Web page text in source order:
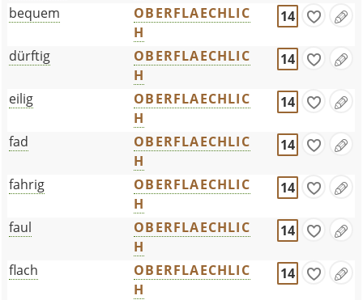
bequem
OBERFLAECHLIC
H
14
dürftig
OBERFLAECHLIC
H
14
eilig
OBERFLAECHLIC
H
14
fad
OBERFLAECHLIC
H
14
fahrig
OBERFLAECHLIC
H
14
faul
OBERFLAECHLIC
H
14
flach
OBERFLAECHLIC
H
14